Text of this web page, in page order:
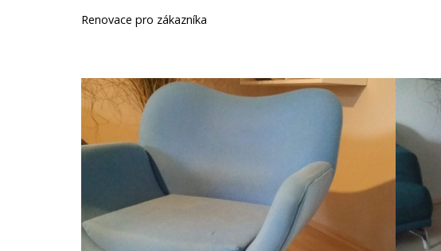
Renovace pro zákazníka